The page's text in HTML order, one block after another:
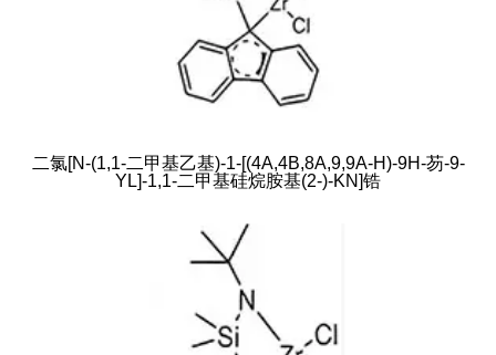
二氯[N-(1,1-二甲基乙基)-1-[(4A,4B,8A,9,9A-Η)-9H-芴-9-
YL]-1,1-二甲基硅烷胺基(2-)-ΚN]锆